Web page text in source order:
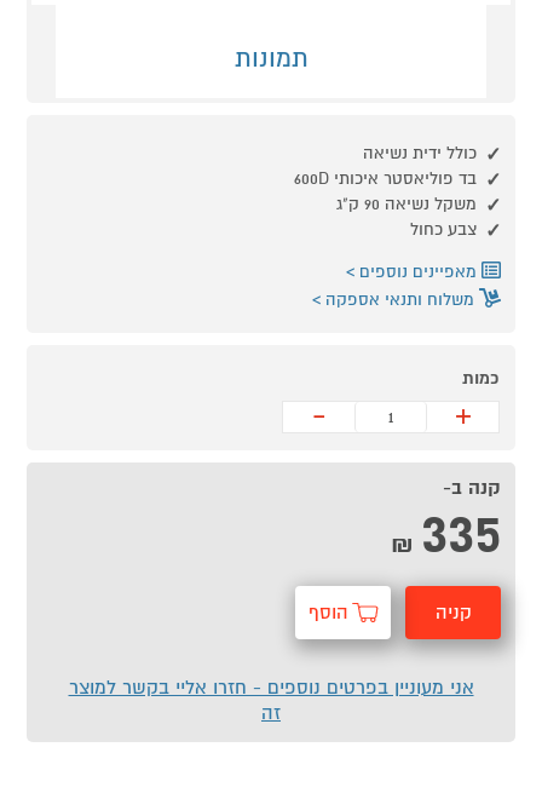
תמונות
כולל ידית נשיאה
בד פוליאסטר איכותי 600D
משקל נשיאה 90 ק"ג
צבע כחול
מאפיינים נוספים
משלוח ותנאי אספקה
כמות
+
-
קנה ב-
335
₪
קניה הוסף
אני מעוניין בפרטים נוספים - חזרו אליי בקשר למוצר
זה